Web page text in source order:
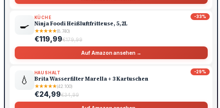
-33%
🍳
KÜCHE
Ninja Foodi Heißluftfritteuse, 5,2L
★★★★★(8.740)
€119,99€179,99
Auf Amazon ansehen →
-29%
💧
HAUSHALT
Brita Wasserfilter Marella + 3 Kartuschen
★★★★★(42.100)
€24,99€34,99